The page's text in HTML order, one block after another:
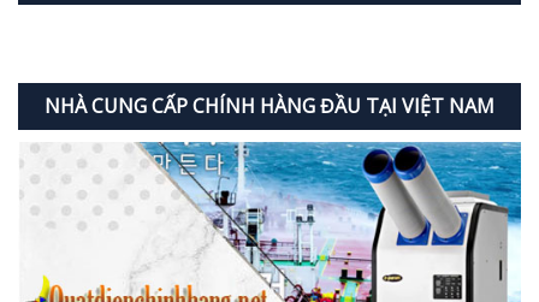
NHÀ CUNG CẤP CHÍNH HÀNG ĐẦU TẠI VIỆT NAM